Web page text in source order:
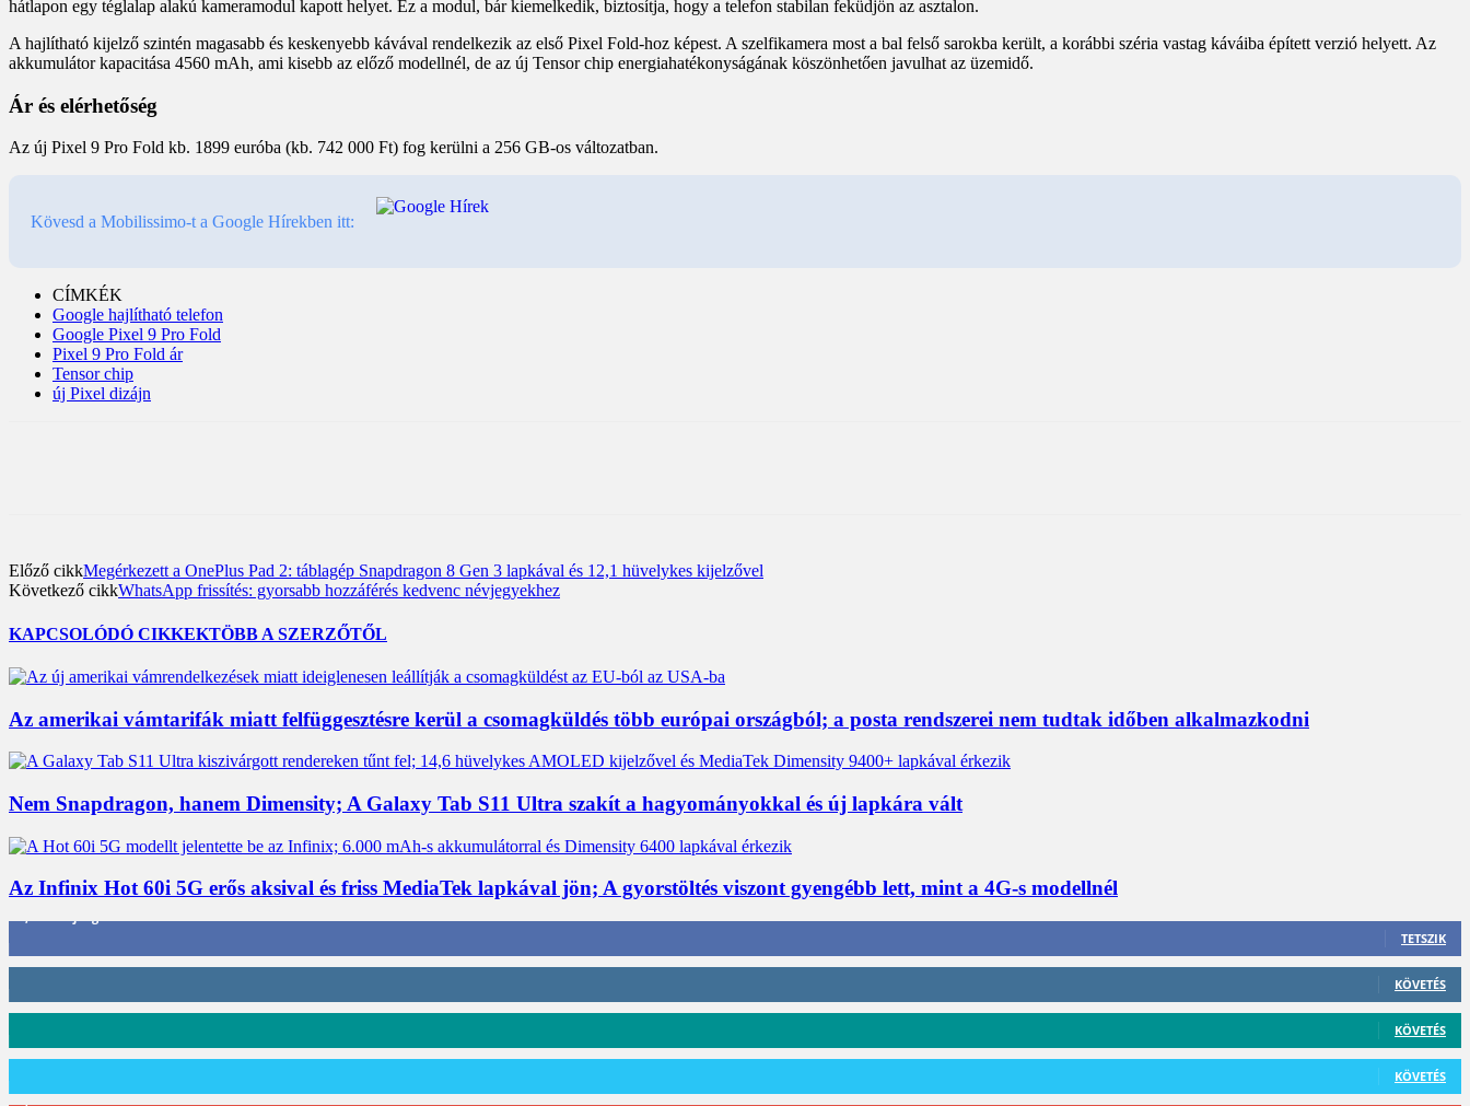
hátlapon egy téglalap alakú kameramodul kapott helyet. Ez a modul, bár kiemelkedik, biztosítja, hogy a telefon stabilan feküdjön az asztalon.
A hajlítható kijelző szintén magasabb és keskenyebb kávával rendelkezik az első Pixel Fold-hoz képest. A szelfikamera most a bal felső sarokba került, a korábbi széria vastag káváiba épített verzió helyett. Az
akkumulátor kapacitása 4560 mAh, ami kisebb az előző modellnél, de az új Tensor chip energiahatékonyságának köszönhetően javulhat az üzemidő.
Ár és elérhetőség
Az új Pixel 9 Pro Fold kb. 1899 euróba (kb. 742 000 Ft) fog kerülni a 256 GB-os változatban.
Kövesd a Mobilissimo-t a Google Hírekben itt:
CÍMKÉK
Google hajlítható telefon
Google Pixel 9 Pro Fold
Pixel 9 Pro Fold ár
Tensor chip
új Pixel dizájn
Előző cikkMegérkezett a OnePlus Pad 2: táblagép Snapdragon 8 Gen 3 lapkával és 12,1 hüvelykes kijelzővel
Következő cikkWhatsApp frissítés: gyorsabb hozzáférés kedvenc névjegyekhez
KAPCSOLÓDÓ CIKKEKTÖBB A SZERZŐTŐL
Az amerikai vámtarifák miatt felfüggesztésre kerül a csomagküldés több európai országból; a posta rendszerei nem tudtak időben alkalmazkodni
Nem Snapdragon, hanem Dimensity; A Galaxy Tab S11 Ultra szakít a hagyományokkal és új lapkára vált
Az Infinix Hot 60i 5G erős aksival és friss MediaTek lapkával jön; A gyorstöltés viszont gyengébb lett, mint a 4G-s modellnél
TETSZIK
KÖVETÉS
KÖVETÉS
KÖVETÉS